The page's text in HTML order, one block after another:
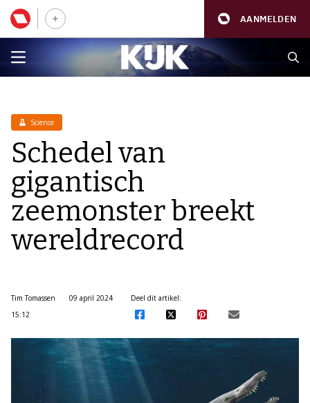
AANMELDEN
Science
Schedel van
gigantisch
zeemonster breekt
wereldrecord
Tim Tomassen
09 april 2024
15:12
Deel dit artikel: